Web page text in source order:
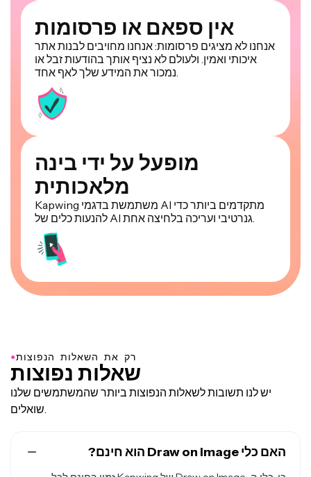
אין ספאם או פרסומות
אנחנו לא מציגים פרסומות: אנחנו מחויבים לבנות אתר
איכותי ואמין. ולעולם לא נציף אותך בהודעות זבל או
מופעל על ידי בינה
מלאכותית
Kapwing משתמשת בדגמי AI מתקדמים ביותר כדי
●רק את השאלות הנפוצות
שאלות נפוצות
יש לנו תשובות לשאלות הנפוצות ביותר שהמשתמשים שלנו
האם כלי Draw on Image הוא חינם?